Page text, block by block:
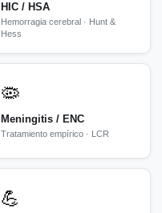
HIC / HSA
Hemorragia cerebral · Hunt &
Hess
🦠
Meningitis / ENC
Tratamiento empírico · LCR
💪